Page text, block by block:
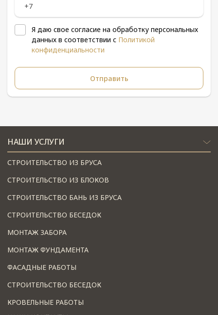
Я даю свое согласие на обработку персональных
данных в соответствии с Политикой
конфиденциальности
НАШИ УСЛУГИ
СТРОИТЕЛЬСТВО ИЗ БРУСА
СТРОИТЕЛЬСТВО ИЗ БЛОКОВ
СТРОИТЕЛЬСТВО БАНЬ ИЗ БРУСА
СТРОИТЕЛЬСТВО БЕСЕДОК
МОНТАЖ ЗАБОРА
МОНТАЖ ФУНДАМЕНТА
ФАСАДНЫЕ РАБОТЫ
СТРОИТЕЛЬСТВО БЕСЕДОК
КРОВЕЛЬНЫЕ РАБОТЫ